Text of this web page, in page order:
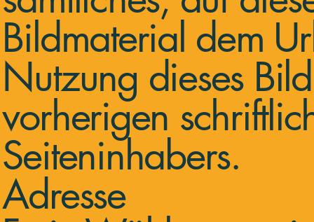
Bildmaterial dem
Nutzung dieses
vorherigen
Seiteninhabers.
Adresse